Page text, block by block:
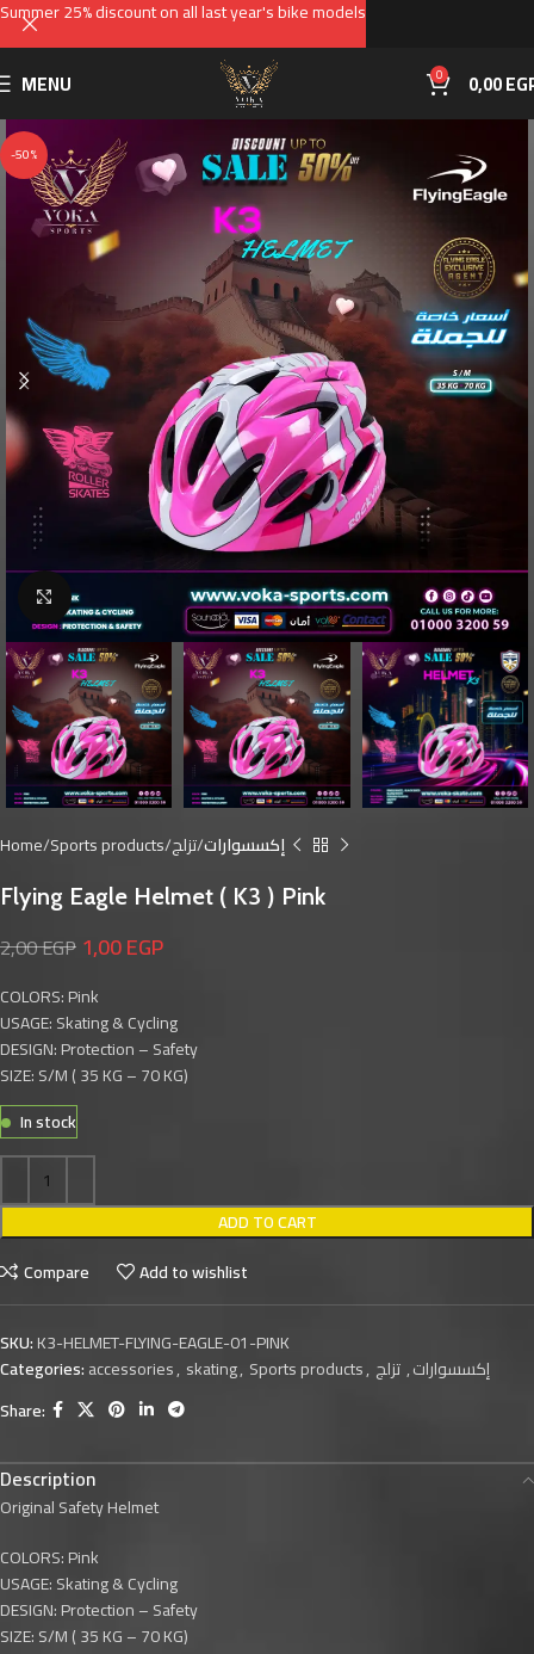
MENU 0 0,00
-50%
Click to enlarge
Home Sports products تزلج إكسسوارات
Flying Eagle Helmet ( K3 ) Pink
2,00EGP 1,00EGP
COLORS: Pink
USAGE: Skating & Cycling
DESIGN: Protection – Safety
SIZE: S/M ( 35 KG – 70 KG)
In stock
ADD TO CART
Compare
Add to wishlist
SKU:K3-HELMET-FLYING-EAGLE-01-PINK
Categories:accessories, skating, Sports products, إكسسوارات,تزلج
Share:
Description
Original Safety Helmet
COLORS: Pink
USAGE: Skating & Cycling
DESIGN: Protection – Safety
SIZE: S/M ( 35 KG – 70 KG)
Summer 25% discount on all last year's bike models